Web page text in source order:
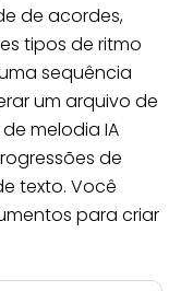
de acordes,
tipos de ritmo
sequência
um arquivo de
melodia IA
de
texto. Você
para criar